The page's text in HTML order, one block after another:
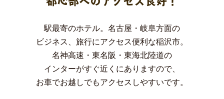
駅最寄のホテル。名古屋・岐阜方面の
ビジネス、旅行にアクセス便利な稲沢市。
名神高速・東名阪・東海北陸道の
インターがすぐ近くにありますので、
お車でお越しでもアクセスしやすいです。